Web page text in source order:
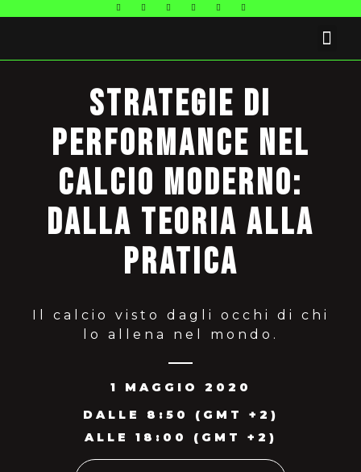
Strategie di
Performance nel
Calcio Moderno:
dalla Teoria alla
Pratica
Il calcio visto dagli occhi di chi
lo allena nel mondo.
1 MAGGIO 2020
DALLE 8:50 (GMT +2)
ALLE 18:00 (GMT +2)